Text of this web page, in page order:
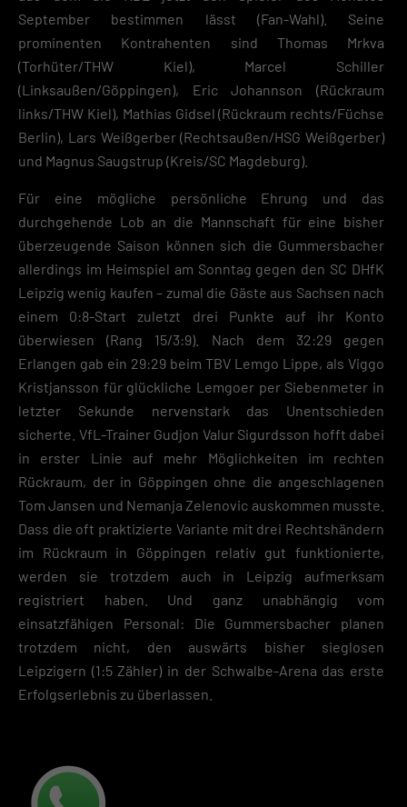
September bestimmen lässt (Fan-Wahl). Seine
prominenten Kontrahenten sind Thomas Mrkva
(Torhüter/THW Kiel), Marcel Schiller
(Linksaußen/Göppingen), Eric Johannson (Rückraum
links/THW Kiel), Mathias Gidsel (Rückraum rechts/Füchse
Berlin), Lars Weißgerber (Rechtsaußen/HSG Weißgerber)
und Magnus Saugstrup (Kreis/SC Magdeburg).
Für eine mögliche persönliche Ehrung und das
durchgehende Lob an die Mannschaft für eine bisher
überzeugende Saison können sich die Gummersbacher
allerdings im Heimspiel am Sonntag gegen den SC DHfK
Leipzig wenig kaufen – zumal die Gäste aus Sachsen nach
einem 0:8-Start zuletzt drei Punkte auf ihr Konto
überwiesen (Rang 15/3:9). Nach dem 32:29 gegen
Erlangen gab ein 29:29 beim TBV Lemgo Lippe, als Viggo
Kristjansson für glückliche Lemgoer per Siebenmeter in
letzter Sekunde nervenstark das Unentschieden
sicherte. VfL-Trainer Gudjon Valur Sigurdsson hofft dabei
in erster Linie auf mehr Möglichkeiten im rechten
Rückraum, der in Göppingen ohne die angeschlagenen
Tom Jansen und Nemanja Zelenovic auskommen musste.
Dass die oft praktizierte Variante mit drei Rechtshändern
im Rückraum in Göppingen relativ gut funktionierte,
werden sie trotzdem auch in Leipzig aufmerksam
registriert haben. Und ganz unabhängig vom
einsatzfähigen Personal: Die Gummersbacher planen
trotzdem nicht, den auswärts bisher sieglosen
Leipzigern (1:5 Zähler) in der Schwalbe-Arena das erste
Erfolgserlebnis zu überlassen.
Informationen anzeigen lassen und so nur bestimmte Cookies
auswählen.
Speichern
Zurück
Datenschutzeinstellungen
Essenziell (2)
Essenzielle Cookies ermöglichen grundlegende Funktionen und sind für die
Cookie-Informationen anzeigen